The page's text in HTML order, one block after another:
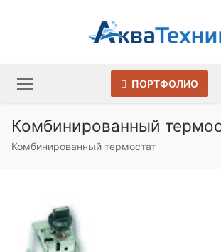
ПОРТФОЛИО
Комбинированный
Комбинированный термостат